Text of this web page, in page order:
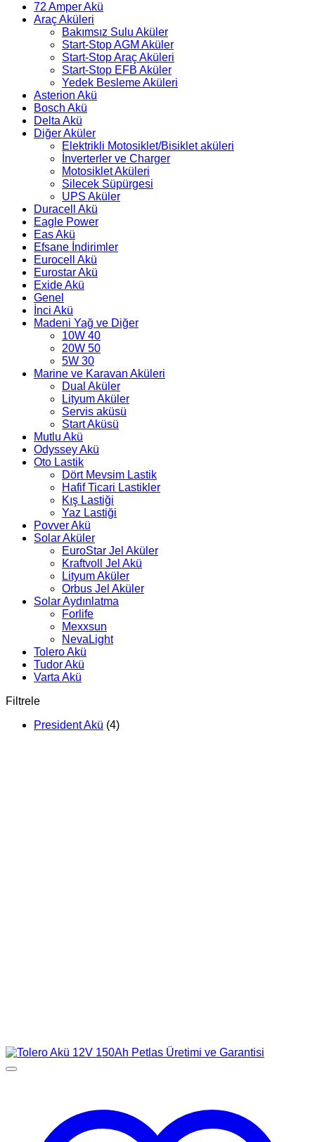
72 Amper Akü
Araç Aküleri
Bakımsız Sulu Aküler
Start-Stop AGM Aküler
Start-Stop Araç Aküleri
Start-Stop EFB Aküler
Yedek Besleme Aküleri
Asterion Akü
Bosch Akü
Delta Akü
Diğer Aküler
Elektrikli Motosiklet/Bisiklet aküleri
İnverterler ve Charger
Motosiklet Aküleri
Silecek Süpürgesi
UPS Aküler
Duracell Akü
Eagle Power
Eas Akü
Efsane İndirimler
Eurocell Akü
Eurostar Akü
Exide Akü
Genel
İnci Akü
Madeni Yağ ve Diğer
10W 40
20W 50
5W 30
Marine ve Karavan Aküleri
Dual Aküler
Lityum Aküler
Servis aküsü
Start Aküsü
Mutlu Akü
Odyssey Akü
Oto Lastik
Dört Mevsim Lastik
Hafif Ticari Lastikler
Kış Lastiği
Yaz Lastiği
Povver Akü
Solar Aküler
EuroStar Jel Aküler
Kraftvoll Jel Akü
Lityum Aküler
Orbus Jel Aküler
Solar Aydınlatma
Forlife
Mexxsun
NevaLight
Tolero Akü
Tudor Akü
Varta Akü
Filtrele
President Akü (4)